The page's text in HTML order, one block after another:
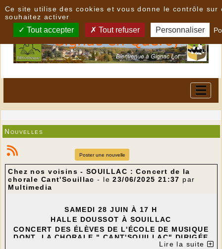
Nouvelles
Poster une nouvelle
Chez nos voisins - SOUILLAC : Concert de la
chorale Cant'Souillac - le23/06/2025 21:37 par
Multimedia
SAMEDI 28 JUIN À 17 H
HALLE DOUSSOT À SOUILLAC
CONCERT DES ÉLÈVES DE L'ÉCOLE DE MUSIQUE
DONT LA CHORALE " CANT'SOUILLAC" DIRIGÉE
Lire la suite
Ce site utilise des cookies et vous donne le contrôle sur
souhaitez activer
Tout accepter Tout refuser Personnaliser